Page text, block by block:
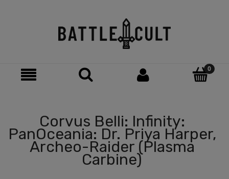
Corvus Belli: Infinity:
PanOceania: Dr. Priya Harper,
Archeo-Raider (Plasma
Carbine)